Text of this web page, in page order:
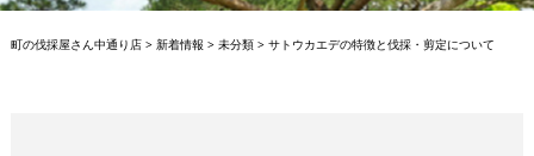
町の伐採屋さん中通り店> 新着情報 > 未分類> サトウカエデの特徴と伐採・剪定について